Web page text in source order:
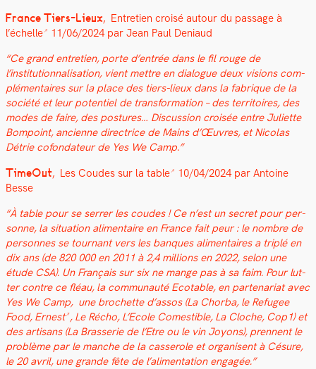
France Tiers-Lieux, Entre­tien croisé autour du pas­sage à
l’échelle 11/06/2024 par Jean Paul Deni­aud
“Ce grand entre­tien, porte d’entrée dans le fil rouge de
l’institutionnalisation, vient met­tre en dia­logue deux visions com­
plé­men­taires sur la place des tiers-lieux dans la fab­rique de la
société et leur poten­tiel de trans­for­ma­tion – des ter­ri­toires, des
modes de faire, des pos­tures… Dis­cus­sion croisée entre Juli­ette
Bom­point, anci­enne direc­trice de Mains d’Œuvres, et Nico­las
Détrie cofon­da­teur de Yes We Camp.”
Time­Out, Les Coudes sur la table 10/04/2024 par Antoine
Besse
“À table pour se ser­rer les coudes ! Ce n’est un secret pour per­
son­ne, la sit­u­a­tion ali­men­taire en France fait peur : le nom­bre de
per­son­nes se tour­nant vers les ban­ques ali­men­taires a triplé en
dix ans (de 820 000 en 2011 à 2,4 mil­lions en 2022, selon une
étude CSA). Un Français sur six ne mange pas à sa faim. Pour lut­
ter con­tre ce fléau, la com­mu­nauté Ecotable, en parte­nar­i­at avec
Yes We Camp, une bro­chette d’assos (La Chor­ba, le Refugee
Food, Ernest , Le Récho, L’Ecole Comestible, La Cloche, Cop1) et
des arti­sans (La Brasserie de l’E­tre ou le vin Joyons), pren­nent le
prob­lème par le manche de la casse­role et organ­isent à Césure,
le 20 avril, une grande fête de l’al­i­men­ta­tion engagée.”